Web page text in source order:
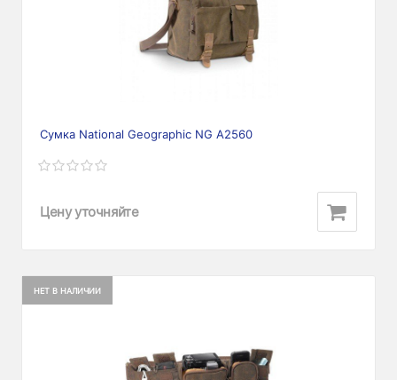
Сумка National Geographic NG A2560
Цену уточняйте
НЕТ В НАЛИЧИИ